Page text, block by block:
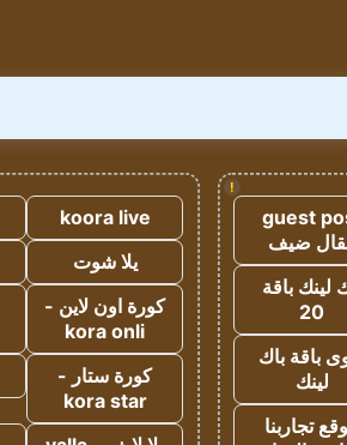
!
guest
ضيف
لينك باقة
20
باقة باك
لينك
تجاربنا
koora live
يلا شوت
كورة اون لاين -
kora onli
كورة ستار -
kora star